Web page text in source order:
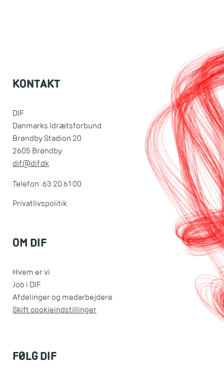
KONTAKT
DIF
Danmarks Idrætsforbund
Brøndby Stadion 20
2605 Brøndby
dif@dif.dk
Telefon: 63 20 61 00
Privatlivspolitik
OM DIF
Hvem er vi
Job i DIF
Afdelinger og medarbejdere
Skift cookieindstillinger
FØLG DIF